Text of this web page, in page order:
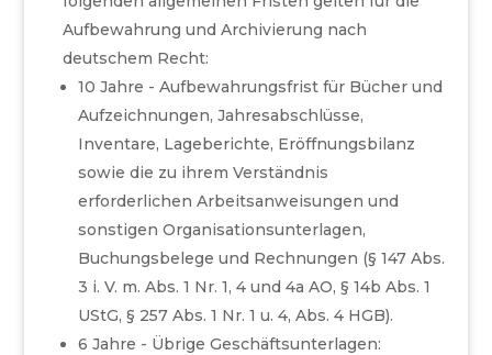
Aufbewahrung und Archivierung nach
deutschem Recht:
10 Jahre - Aufbewahrungsfrist für Bücher und
Aufzeichnungen, Jahresabschlüsse,
Inventare, Lageberichte, Eröffnungsbilanz
sowie die zu ihrem Verständnis
erforderlichen Arbeitsanweisungen und
sonstigen Organisationsunterlagen,
Buchungsbelege und Rechnungen (§ 147 Abs.
3 i. V. m. Abs. 1 Nr. 1, 4 und 4a AO, § 14b Abs. 1
UStG, § 257 Abs. 1 Nr. 1 u. 4, Abs. 4 HGB).
6 Jahre - Übrige Geschäftsunterlagen: